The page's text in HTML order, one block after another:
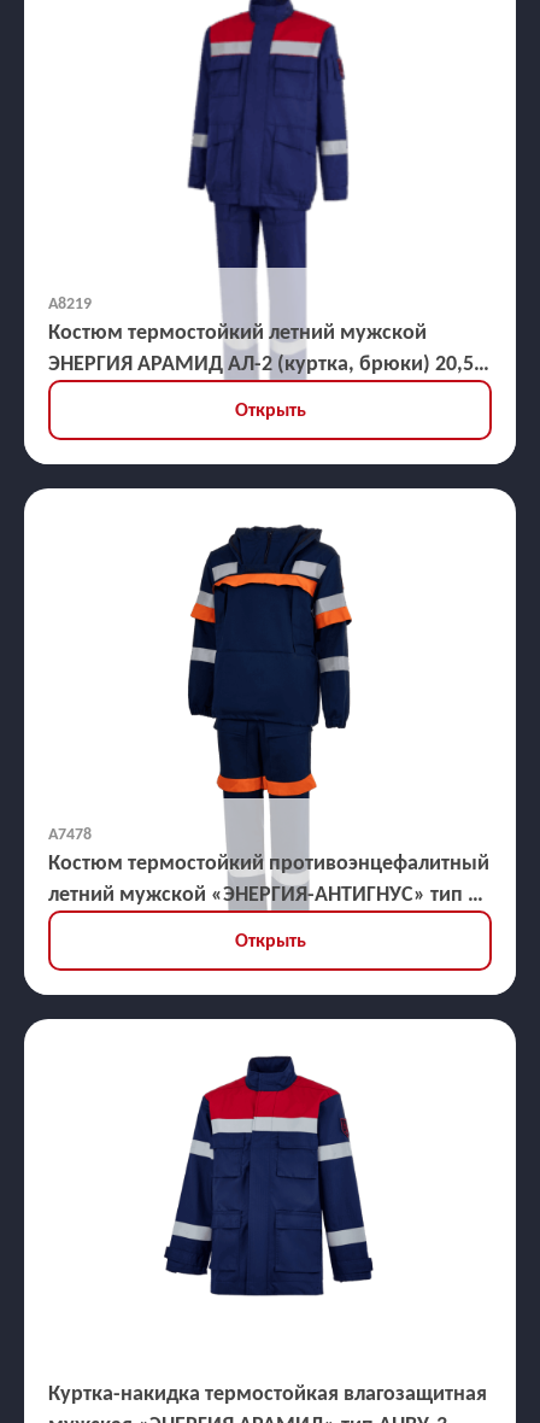
А8219
Костюм термостойкий летний мужской
ЭНЕРГИЯ АРАМИД АЛ-2 (куртка, брюки) 20,5
кал/кв.см
Открыть
А7478
Костюм термостойкий противоэнцефалитный
летний мужской «ЭНЕРГИЯ-АНТИГНУС» тип Б
(куртка, брюки), ЗЭТВ 38,2 кал/кв.см
Открыть
Куртка-накидка термостойкая влагозащитная